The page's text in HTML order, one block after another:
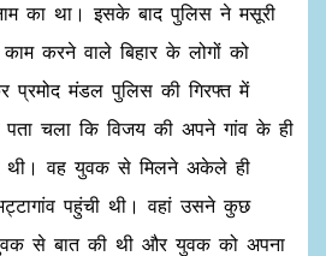
का था। इसके बाद पुलिस ने मसूरी
करने वाले बिहार के लोगों को
प्रमोद मंडल पुलिस की गिरफ्त में
चला कि विजय की अपने गांव के ही
थी। वह युवक से मिलने अकेले ही
पहुंची थी। वहां उसने कुछ
से बात की थी और युवक को अपना